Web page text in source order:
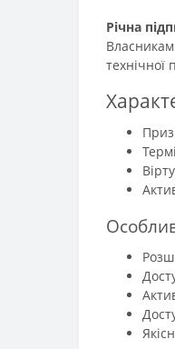
Річна
технічної